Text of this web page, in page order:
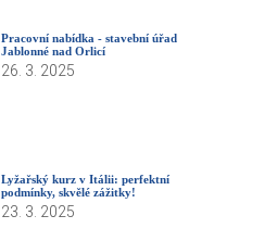
Pracovní nabídka - stavební úřad
Jablonné nad Orlicí
26. 3. 2025
Lyžařský kurz v Itálii: perfektní
podmínky, skvělé zážitky!
23. 3. 2025